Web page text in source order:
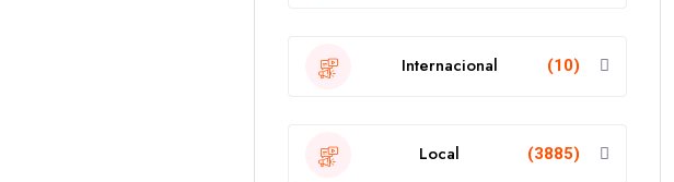
Internacional (10)
Local (3885)